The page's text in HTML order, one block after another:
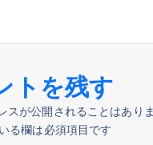
トを残す
スが公開されることはありま
る欄は必須項目です